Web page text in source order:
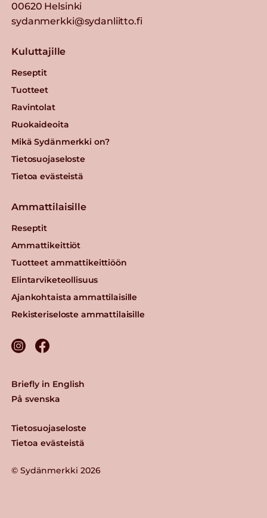
00620 Helsinki
sydanmerkki@sydanliitto.fi
Kuluttajille
Reseptit
Tuotteet
Ravintolat
Ruokaideoita
Mikä Sydänmerkki on?
Tietosuojaseloste
Tietoa evästeistä
Ammattilaisille
Reseptit
Ammattikeittiöt
Tuotteet ammattikeittiöön
Elintarviketeollisuus
Ajankohtaista ammattilaisille
Rekisteriseloste ammattilaisille
© Sydänmerkki 2026
Tietosuojaseloste
Tietoa evästeistä
Briefly in English
På svenska